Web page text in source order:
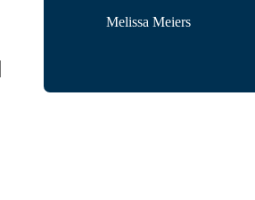
Melissa Meiers